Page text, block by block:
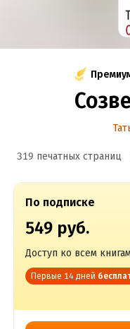
319 печатных страниц
По подписке
549 руб.
Доступ ко всем
Первые 14 дней